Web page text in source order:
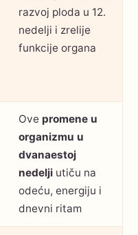
razvoj ploda u 12.
nedelji i zrelije
funkcije organa
Ove promene u
organizmu u
dvanaestoj
nedelji utiču na
odeću, energiju i
dnevni ritam